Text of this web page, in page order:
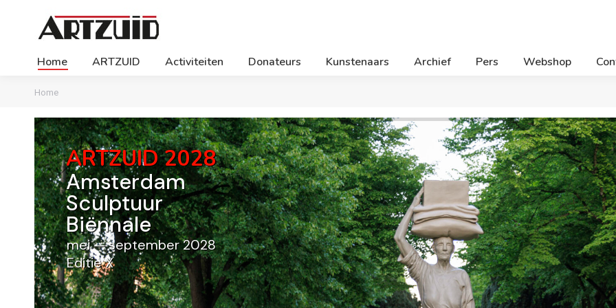
Home ARTZUID Activiteiten Donateurs Kunstenaars Archief Pers Webshop
Je bent hier:
Home
ARTZUID 2028
Amsterdam
Sculptuur
Biënnale
mei — september 2028
Editie X